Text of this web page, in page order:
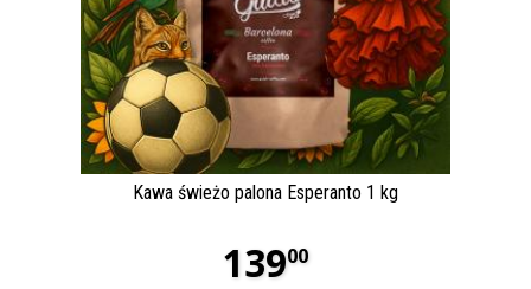
Kawa świeżo palona Esperanto 1 kg
13900